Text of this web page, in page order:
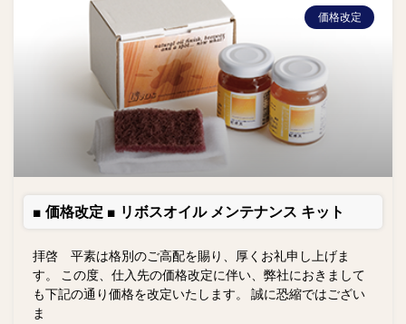
価格改定
■ 価格改定 ■ リボスオイル メンテナンス キット
拝啓 平素は格別のご高配を賜り、厚くお礼申し上げま
す。 この度、仕入先の価格改定に伴い、弊社におきまして
も下記の通り価格を改定いたします。 誠に恐縮ではござい
ま